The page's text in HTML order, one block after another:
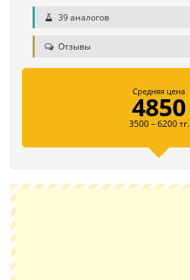
39 аналогов
Отзывы
Средняя цена
4850
3500 – 6200 тг.